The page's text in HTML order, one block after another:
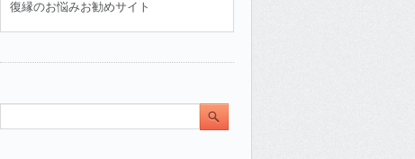
復縁のお悩みお勧めサイト